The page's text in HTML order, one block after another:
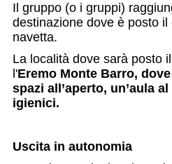
Il gruppo (o i gruppi)
destinazione dove è posto
navetta.
La località dove sarà posto
l'Eremo Monte Barro,
spazi all’aperto, un’aula
igienici.
Uscita in autonomia